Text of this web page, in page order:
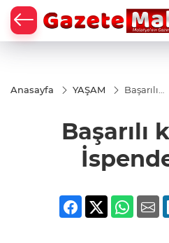
Anasayfa YAŞAM
Başarılı
Başarılı